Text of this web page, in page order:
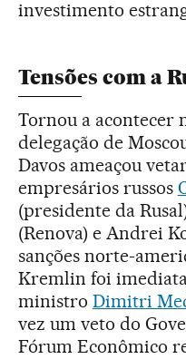
investimento
Tensões com a
Tornou a acontecer
delegação de
Davos ameaçou
empresários russos
(presidente da
(Renova) e Andrei
sanções norte-
Kremlin foi
ministro Dimitri
vez um veto do
Fórum Econômico